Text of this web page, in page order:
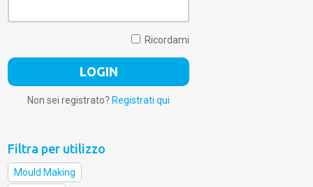
Ricordami
Non sei registrato? Registrati qui
Filtra per utilizzo
Mould Making